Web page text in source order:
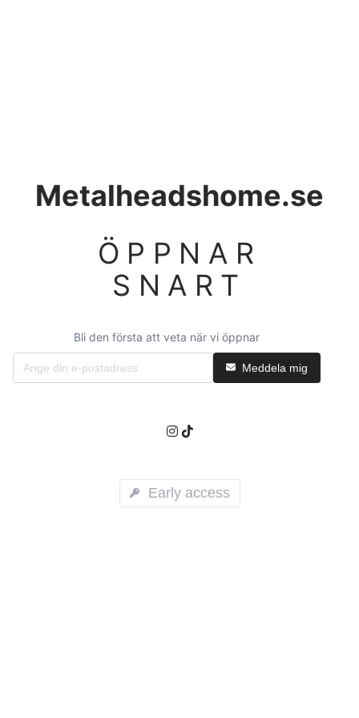
Metalheadshome.se
ÖPPNAR
SNART
Bli den första att veta när vi öppnar
Meddela mig
Early access